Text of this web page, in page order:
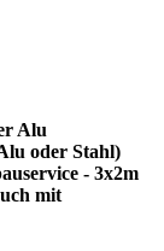
Alu
oder Stahl)
- 3x2m
mit